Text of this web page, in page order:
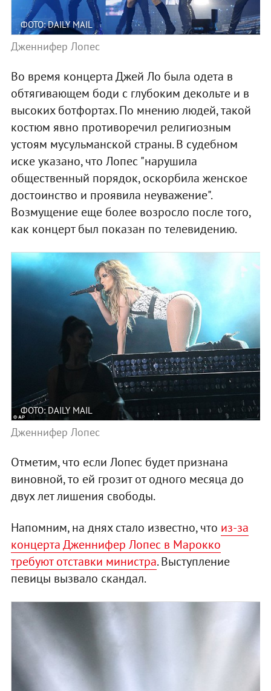
ФОТО: DAILY MAIL
Дженнифер Лопес
Во время концерта Джей Ло была одета в
обтягивающем боди с глубоким декольте и в
высоких ботфортах. По мнению людей, такой
костюм явно противоречил религиозным
устоям мусульманской страны. В судебном
иске указано, что Лопес "нарушила
общественный порядок, оскорбила женское
достоинство и проявила неуважение".
Возмущение еще более возросло после того,
как концерт был показан по телевидению.
ФОТО: DAILY MAIL
Дженнифер Лопес
Отметим, что если Лопес будет признана
виновной, то ей грозит от одного месяца до
двух лет лишения свободы.
Напомним, на днях стало известно, что из-за
концерта Дженнифер Лопес в Марокко
требуют отставки министра. Выступление
певицы вызвало скандал.